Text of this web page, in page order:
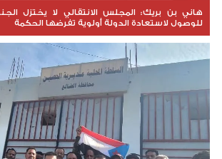
هاني بن بريك: المجلس الانتقالي لا يختزل
للوصول لاستعادة الدولة أولوية تفرضها الحكمة